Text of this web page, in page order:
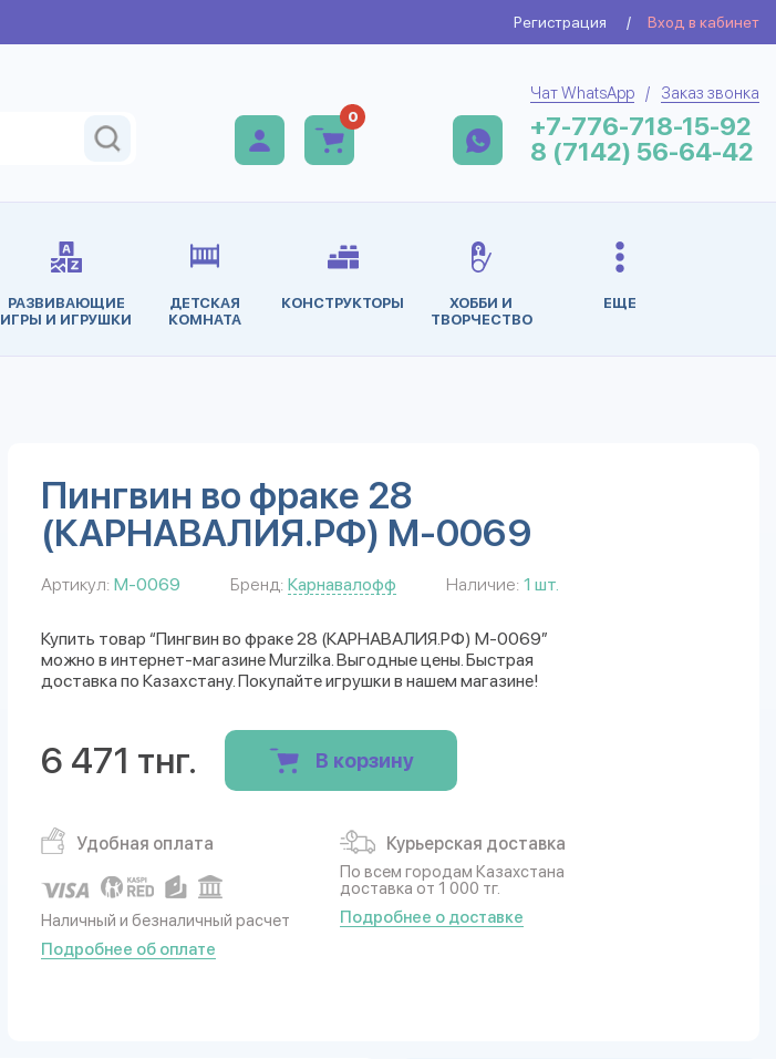
Регистрация / Вход в кабинет
0
Чат WhatsApp / Заказ звонка
+7-776-718-15-92
8 (7142) 56-64-42
РАЗВИВАЮЩИЕ
ИГРЫ И ИГРУШКИ
ДЕТСКАЯ
КОМНАТА
КОНСТРУКТОРЫ
ХОББИ И
ТВОРЧЕСТВО
ЕЩЕ
Пингвин во фраке 28
(КАРНАВАЛИЯ.РФ) М-0069
Артикул: М-0069 Бренд: Карнавалофф Наличие: 1 шт.
Купить товар “Пингвин во фраке 28 (КАРНАВАЛИЯ.РФ) М-0069”
можно в интернет-магазине Murzilka. Выгодные цены. Быстрая
доставка по Казахстану. Покупайте игрушки в нашем магазине!
6 471 тнг. В корзину
Удобная оплата
Наличный и безналичный расчет
Подробнее об оплате
Курьерская доставка
По всем городам Казахстана
доставка от 1 000 тг.
Подробнее о доставке